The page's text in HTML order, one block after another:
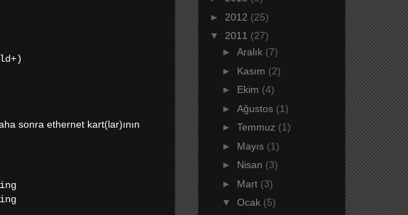
sonra ethernet kart(lar)ının
► 2012 (25)
▼ 2011 (27)
► Aralık (7)
► Kasım (2)
► Ekim (4)
► Ağustos (1)
► Temmuz (1)
► Mayıs (1)
► Nisan (3)
► Mart (3)
▼ Ocak (5)